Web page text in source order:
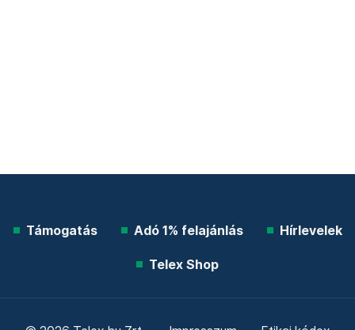
Támogatás Adó 1% felajánlás Hírlevelek
Telex Shop